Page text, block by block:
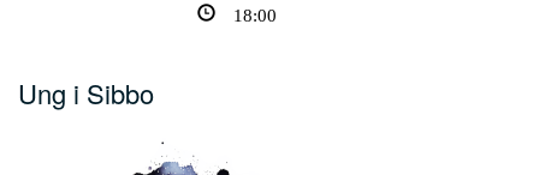
18:00
Ung i Sibbo